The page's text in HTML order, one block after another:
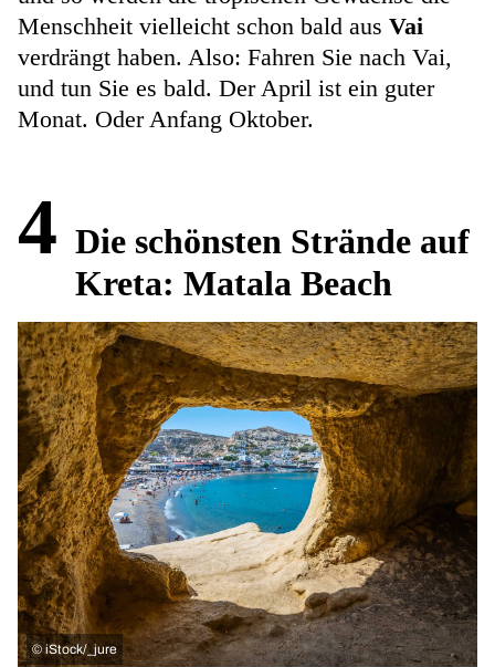
Menschheit vielleicht schon bald aus Vai
verdrängt haben. Also: Fahren Sie nach Vai,
und tun Sie es bald. Der April ist ein guter
Monat. Oder Anfang Oktober.
4 Die schönsten Strände auf
Kreta: Matala Beach
© iStock/_jure